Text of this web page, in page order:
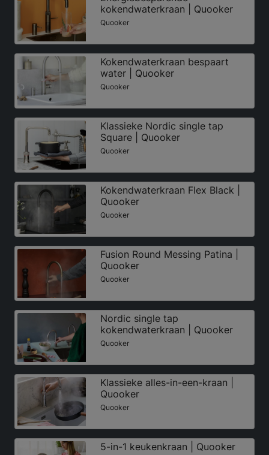
kokendwaterkraan | Quooker
Quooker
Kokendwaterkraan bespaart
water | Quooker
Quooker
Klassieke Nordic single tap
Square | Quooker
Quooker
Kokendwaterkraan Flex Black |
Quooker
Quooker
Fusion Round Messing Patina |
Quooker
Quooker
Nordic single tap
kokendwaterkraan | Quooker
Quooker
Klassieke alles-in-een-kraan |
Quooker
Quooker
5-in-1 keukenkraan | Quooker